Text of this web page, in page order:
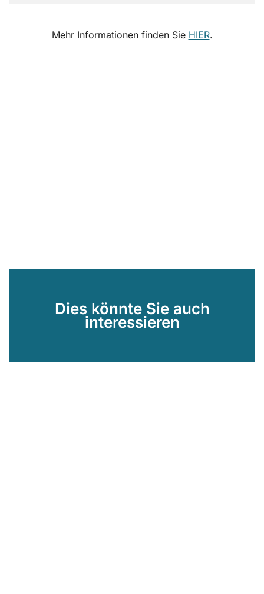
Mehr Informationen finden Sie HIER.
Dies könnte Sie auch
interessieren